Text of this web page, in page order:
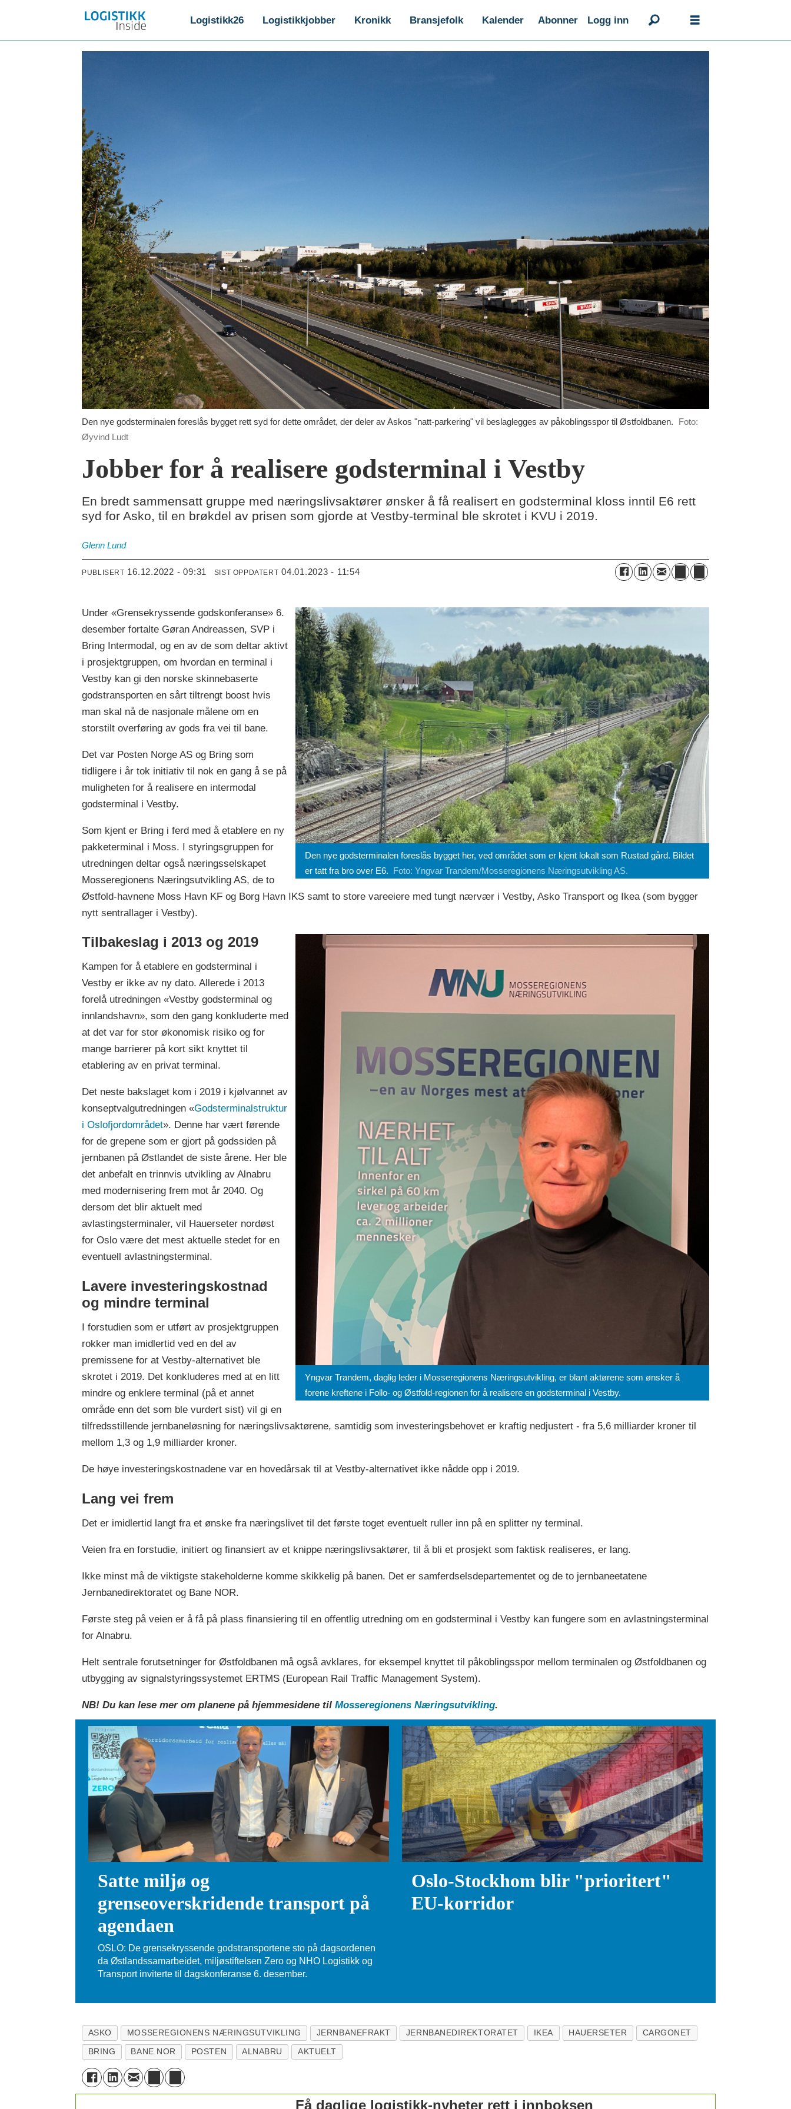
Logistikk26 Logistikkjobber Kronikk Bransjefolk Kalender Abonner Logg inn
Den nye godsterminalen foreslås bygget rett syd for dette området, der deler av Askos "natt-parkering" vil beslaglegges av påkoblingsspor til Østfoldbanen.
Foto:
Øyvind Ludt
Jobber for å realisere godsterminal i Vestby
En bredt sammensatt gruppe med næringslivsaktører ønsker å få realisert en godsterminal kloss inntil E6 rett
syd for Asko, til en brøkdel av prisen som gjorde at Vestby-terminal ble skrotet i KVU i 2019.
Glenn Lund
PUBLISERT 16.12.2022 - 09:31 SIST OPPDATERT 04.01.2023 - 11:54
Den nye godsterminalen foreslås bygget her, ved området som er kjent lokalt som Rustad gård. Bildet
er tatt fra bro over E6. Foto: Yngvar Trandem/Mosseregionens Næringsutvikling AS.
Under «Grensekryssende godskonferanse» 6.
desember fortalte Gøran Andreassen, SVP i
Bring Intermodal, og en av de som deltar aktivt
i prosjektgruppen, om hvordan en terminal i
Vestby kan gi den norske skinnebaserte
godstransporten en sårt tiltrengt boost hvis
man skal nå de nasjonale målene om en
storstilt overføring av gods fra vei til bane.
Det var Posten Norge AS og Bring som
tidligere i år tok initiativ til nok en gang å se på
muligheten for å realisere en intermodal
godsterminal i Vestby.
Som kjent er Bring i ferd med å etablere en ny
pakketerminaI i Moss. I styringsgruppen for
utredningen deltar også næringsselskapet
Mosseregionens Næringsutvikling AS, de to
Østfold-havnene Moss Havn KF og Borg Havn IKS samt to store vareeiere med tungt nærvær i Vestby, Asko Transport og Ikea (som bygger
nytt sentrallager i Vestby).
Yngvar Trandem, daglig leder i Mosseregionens Næringsutvikling, er blant aktørene som ønsker å
forene kreftene i Follo- og Østfold-regionen for å realisere en godsterminal i Vestby.
Tilbakeslag i 2013 og 2019
Kampen for å etablere en godsterminal i
Vestby er ikke av ny dato. Allerede i 2013
forelå utredningen «Vestby godsterminal og
innlandshavn», som den gang konkluderte med
at det var for stor økonomisk risiko og for
mange barrierer på kort sikt knyttet til
etablering av en privat terminal.
Det neste bakslaget kom i 2019 i kjølvannet av
konseptvalgutredningen «Godsterminalstruktur
i Oslofjordområdet». Denne har vært førende
for de grepene som er gjort på godssiden på
jernbanen på Østlandet de siste årene. Her ble
det anbefalt en trinnvis utvikling av Alnabru
med modernisering frem mot år 2040. Og
dersom det blir aktuelt med
avlastingsterminaler, vil Hauerseter nordøst
for Oslo være det mest aktuelle stedet for en
eventuell avlastningsterminal.
Lavere investeringskostnad
og mindre terminal
I forstudien som er utført av prosjektgruppen
rokker man imidlertid ved en del av
premissene for at Vestby-alternativet ble
skrotet i 2019. Det konkluderes med at en litt
mindre og enklere terminal (på et annet
område enn det som ble vurdert sist) vil gi en
tilfredsstillende jernbaneløsning for næringslivsaktørene, samtidig som investeringsbehovet er kraftig nedjustert - fra 5,6 milliarder kroner til
mellom 1,3 og 1,9 milliarder kroner.
De høye investeringskostnadene var en hovedårsak til at Vestby-alternativet ikke nådde opp i 2019.
Lang vei frem
Det er imidlertid langt fra et ønske fra næringslivet til det første toget eventuelt ruller inn på en splitter ny terminal.
Veien fra en forstudie, initiert og finansiert av et knippe næringslivsaktører, til å bli et prosjekt som faktisk realiseres, er lang.
Ikke minst må de viktigste stakeholderne komme skikkelig på banen. Det er samferdselsdepartementet og de to jernbaneetatene
Jernbanedirektoratet og Bane NOR.
Første steg på veien er å få på plass finansiering til en offentlig utredning om en godsterminal i Vestby kan fungere som en avlastningsterminal
for Alnabru.
Helt sentrale forutsetninger for Østfoldbanen må også avklares, for eksempel knyttet til påkoblingsspor mellom terminalen og Østfoldbanen og
utbygging av signalstyringssystemet ERTMS (European Rail Traffic Management System).
NB! Du kan lese mer om planene på hjemmesidene tilMosseregionens Næringsutvikling.
Satte miljø og
grenseoverskridende transport på
agendaen
OSLO: De grensekryssende godstransportene sto på dagsordenen
da Østlandssamarbeidet, miljøstiftelsen Zero og NHO Logistikk og
Transport inviterte til dagskonferanse 6. desember.
Oslo-Stockhom blir "prioritert"
EU-korridor
ASKO MOSSEREGIONENS NÆRINGSUTVIKLING JERNBANEFRAKT JERNBANEDIREKTORATET IKEA HAUERSETER CARGONET
BRING BANE NOR POSTEN ALNABRU AKTUELT
Få daglige logistikk-nyheter rett i innboksen